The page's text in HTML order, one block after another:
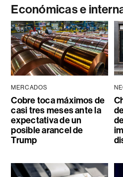
Económicas e
MERCADOS
Cobre toca máximos de
casi tres meses ante la
expectativa de un
posible arancel de
Trump